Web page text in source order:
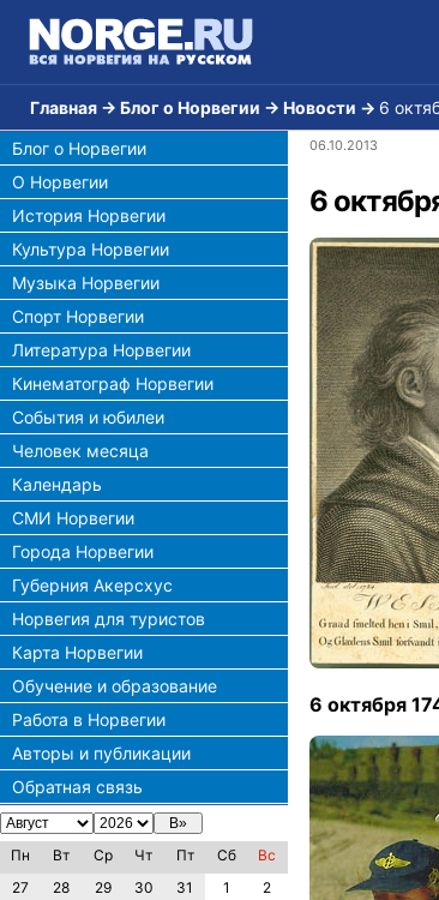
Главная → Блог о Норвегии → Новости → 6
Блог о Норвегии
О Норвегии
История Норвегии
Культура Норвегии
Музыка Норвегии
Спорт Норвегии
Литература Норвегии
Кинематограф Норвегии
События и юбилеи
Человек месяца
Календарь
СМИ Норвегии
Города Норвегии
Губерния Акерсхус
Норвегия для туристов
Карта Норвегии
Обучение и образование
Работа в Норвегии
Авторы и публикации
Обратная связь
Пн Вт Ср Чт Пт Сб
Вс
27
28 29 30 31 1
2
06.10.2013
6
6 октября